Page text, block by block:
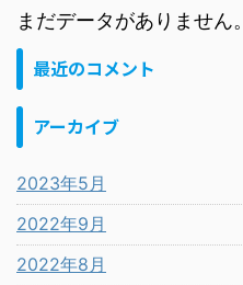
まだデータがありません。
最近のコメント
アーカイブ
2023年5月
2022年9月
2022年8月